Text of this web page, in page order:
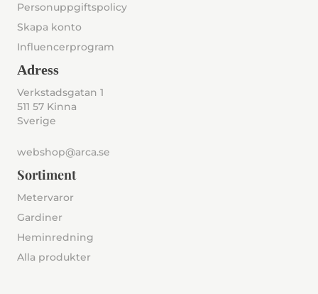
Personuppgiftspolicy
Skapa konto
Influencerprogram
Adress
Verkstadsgatan 1
511 57 Kinna
Sverige
webshop@arca.se
Sortiment
Metervaror
Gardiner
Heminredning
Alla produkter